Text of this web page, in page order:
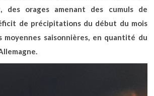
des orages amenant des cumuls de
de précipitations du début du mois
saisonnières, en quantité du